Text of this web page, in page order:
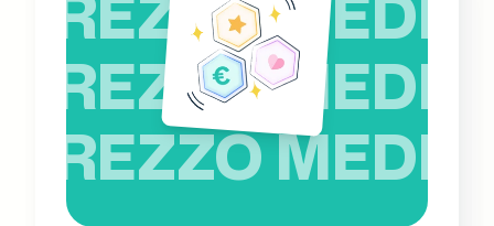
PREZZO MEDIO
PREZZO MEDIO